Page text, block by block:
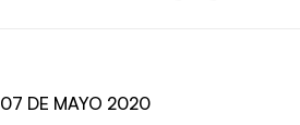
07 DE MAYO 2020